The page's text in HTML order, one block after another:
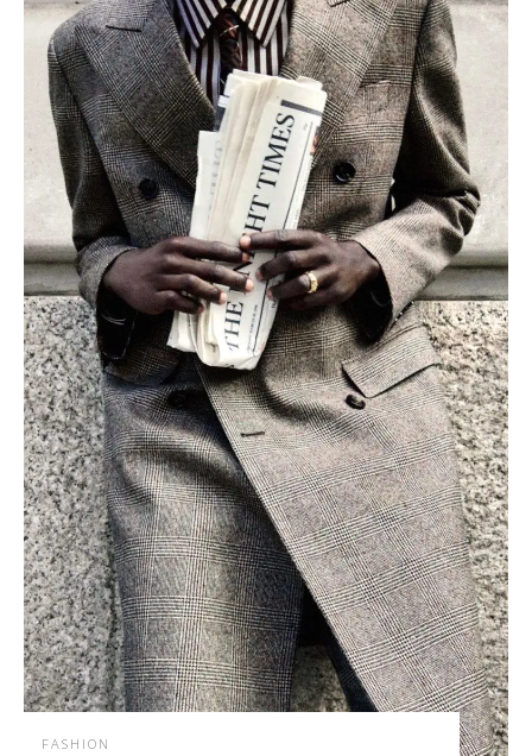
FASHION